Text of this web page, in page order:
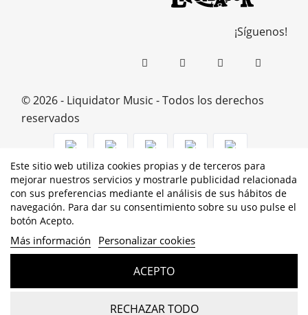
¡Síguenos!
Este sitio web utiliza cookies propias y de terceros para
mejorar nuestros servicios y mostrarle publicidad relacionada
con sus preferencias mediante el análisis de sus hábitos de
navegación. Para dar su consentimiento sobre su uso pulse el
botón Acepto.
Más información Personalizar cookies
RECHAZAR TODO
ACEPTO
© 2026 - Liquidator Music - Todos los derechos
reservados
PROGRAMA KIT DIGITAL COFINANCIADO POR LOS
FONDOS NEXT GENERATION (EU) DEL MECANISMO DE